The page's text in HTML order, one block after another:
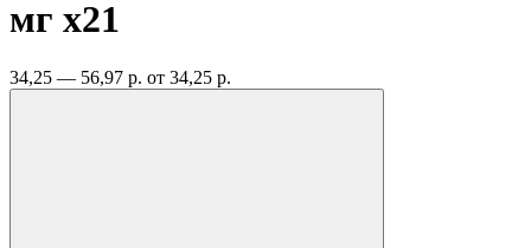
мг x21
34,25 — 56,97 р. от 34,25 р.